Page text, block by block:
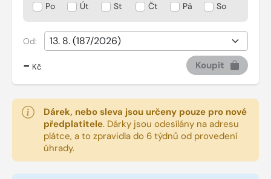
Po
Út St Čt Pá So
Od:
- Kč Koupit
Dárek, nebo sleva jsou určeny pouze pro nové
předplatitele. Dárky jsou odesílány na adresu
plátce, a to zpravidla do 6 týdnů od provedení
úhrady.